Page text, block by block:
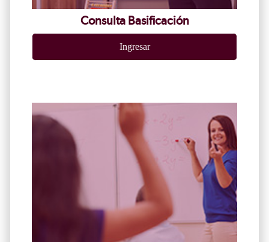
Consulta Basificación
Ingresar